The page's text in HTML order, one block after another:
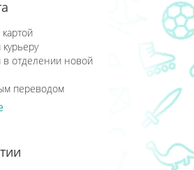
отделении новой
переводом